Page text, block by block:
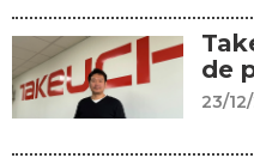
de
23/